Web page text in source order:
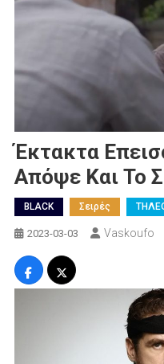
Έκτακτα
Απόψε Και Το
BLACK Σειρές
2023-03-03 Vaskoufo